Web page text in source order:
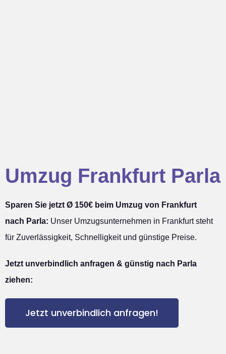
Umzug Frankfurt Parla
Sparen Sie jetzt Ø 150€ beim Umzug von Frankfurt
nach Parla: Unser Umzugsunternehmen in Frankfurt steht
für Zuverlässigkeit, Schnelligkeit und günstige Preise.
Jetzt unverbindlich anfragen & günstig nach Parla
ziehen:
Jetzt unverbindlich anfragen!